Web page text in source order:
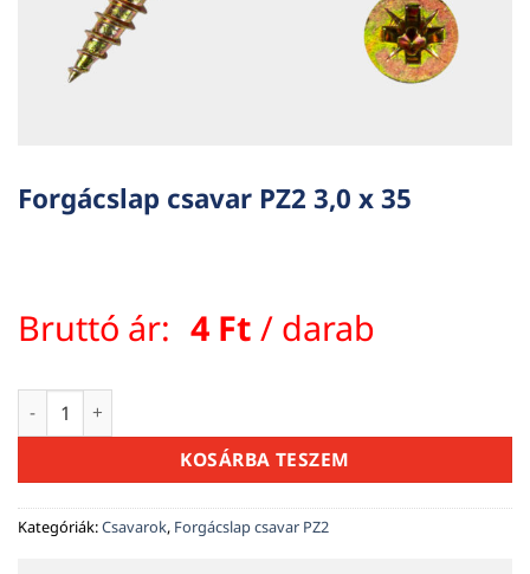
Forgácslap csavar PZ2 3,0 x 35
Bruttó ár: 4 Ft / darab
Forgácslap csavar PZ2 3,0 x 35 mennyiség
KOSÁRBA TESZEM
Kategóriák:Csavarok, Forgácslap csavar PZ2